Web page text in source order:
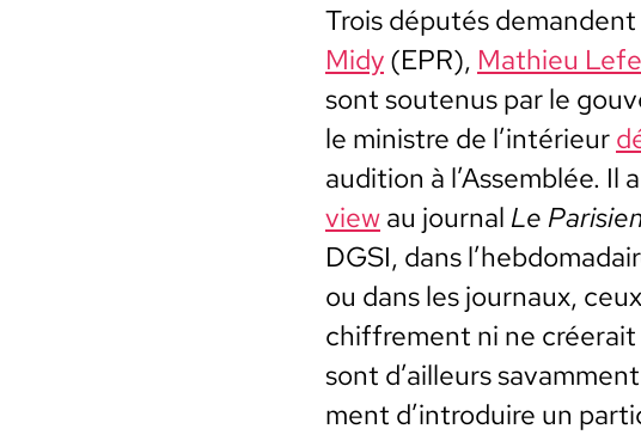
Trois députés
Midy(EPR), Math­ieu
sont soutenus par le
le min­istre de l’intérieur
audi­tion à l’Assemblée.
viewau jour­nalLe
DGSI, dans
ou dans les jour­naux,
chiffre­ment ni ne créerait
sont d’ailleurs
ment d’introduire un